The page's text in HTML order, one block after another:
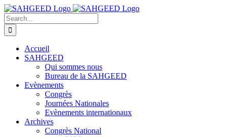
Skip
to
content
Facebook
Search
for:
Accueil
SAHGEED
Qui sommes nous
Bureau de la SAHGEED
Evènements
Congrès
Journées Nationales
Evènements internationaux
Archives
Congrès National